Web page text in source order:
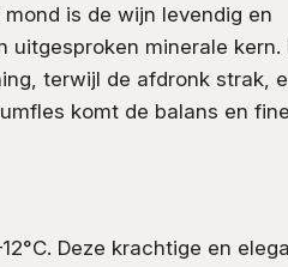
is de wijn levendig en
uitgesproken minerale kern.
terwijl de afdronk strak,
komt de balans en
Deze krachtige en